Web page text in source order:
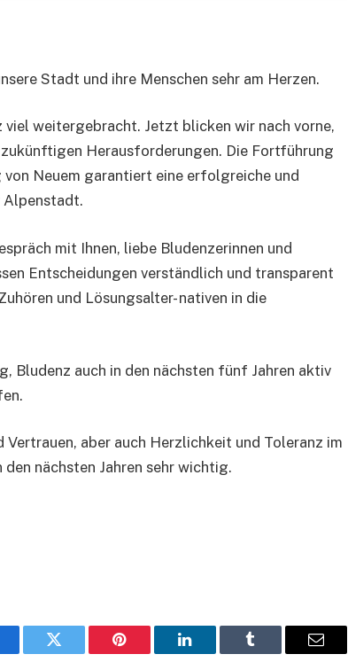
Stadt und ihre Menschen sehr am Herzen.
viel weitergebracht. Jetzt blicken wir nach vorne,
Herausforderungen. Die Fortführung
Neuem garantiert eine erfolgreiche und
Alpenstadt.
mit Ihnen, liebe Bludenzerinnen und
Entscheidungen verständlich und transparent
und Lösungsalter- nativen in die
Bludenz auch in den nächsten fünf Jahren aktiv
aber auch Herzlichkeit und Toleranz im
nächsten Jahren sehr wichtig.
Twitter Pinterest LinkedIn Tumblr Email